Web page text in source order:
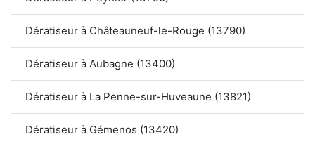
Dératiseur à Châteauneuf-le-Rouge (13790)
Dératiseur à Aubagne (13400)
Dératiseur à La Penne-sur-Huveaune (13821)
Dératiseur à Gémenos (13420)